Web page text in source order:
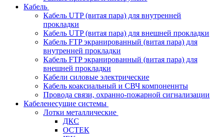
Кабель
Кабель UTP (витая пара) для внутренней
прокладки
Кабель UTP (витая пара) для внешней прокладки
Кабель FTP экранированный (витая пара) для
внутренней прокладки
Кабель FTP экранированный (витая пара) для
внешней прокладки
Кабели силовые электрические
Кабель коаксиальный и СВЧ компоненнты
Провода связи, охранно-пожарной сигнализации
Кабеленесущие системы
Лотки металлические
ДКС
ОСТЕК